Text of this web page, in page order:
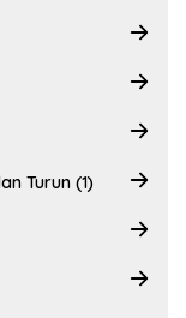
Turun (1)